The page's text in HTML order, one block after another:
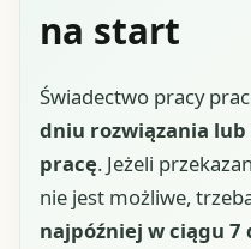
na start
Świadectwo pracy
dniu rozwiązania
pracę. Jeżeli
nie jest możliwe,
najpóźniej w ciągu 7